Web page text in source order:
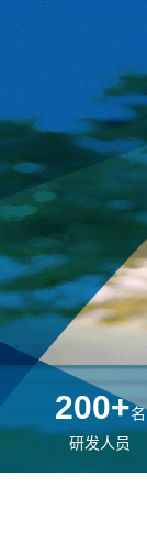
200+名
研发人员